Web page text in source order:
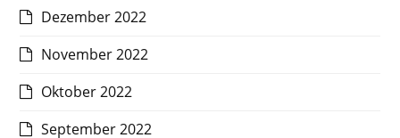
Dezember 2022
November 2022
Oktober 2022
September 2022